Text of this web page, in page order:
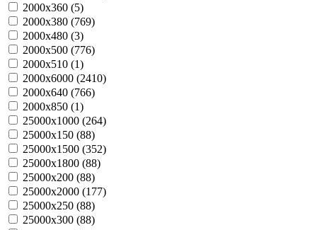
2000х360 (5)
2000х380 (769)
2000х480 (3)
2000х500 (776)
2000х510 (1)
2000х6000 (2410)
2000х640 (766)
2000х850 (1)
25000х1000 (264)
25000х150 (88)
25000х1500 (352)
25000х1800 (88)
25000х200 (88)
25000х2000 (177)
25000х250 (88)
25000х300 (88)